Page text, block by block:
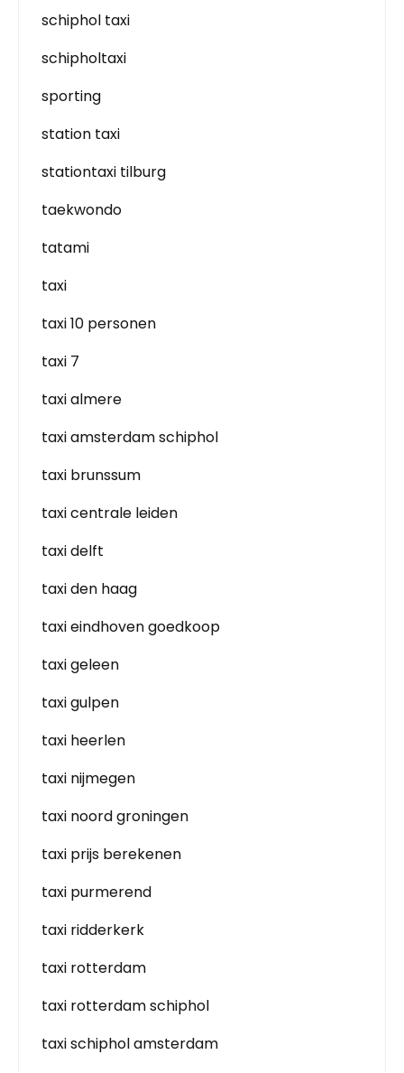
schiphol taxi
schipholtaxi
sporting
station taxi
stationtaxi tilburg
taekwondo
tatami
taxi
taxi 10 personen
taxi 7
taxi almere
taxi amsterdam schiphol
taxi brunssum
taxi centrale leiden
taxi delft
taxi den haag
taxi eindhoven goedkoop
taxi geleen
taxi gulpen
taxi heerlen
taxi nijmegen
taxi noord groningen
taxi prijs berekenen
taxi purmerend
taxi ridderkerk
taxi rotterdam
taxi rotterdam schiphol
taxi schiphol amsterdam